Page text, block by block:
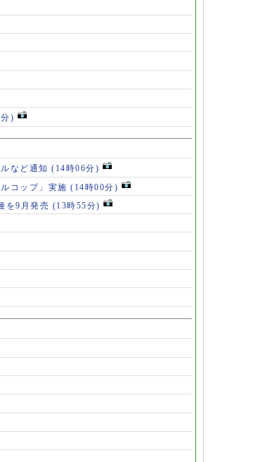
)
など通知 (14時06分)
コップ」実施 (14時00分)
を9月発売 (13時55分)